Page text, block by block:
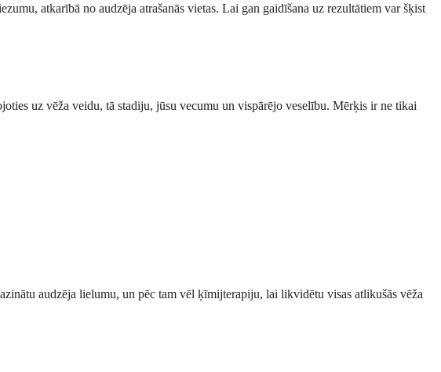
atkarībā no audzēja atrašanās vietas. Lai gan gaidīšana uz rezultātiem var šķist
uz vēža veidu, tā stadiju, jūsu vecumu un vispārējo veselību. Mērķis ir ne tikai
audzēja lielumu, un pēc tam vēl ķīmijterapiju, lai likvidētu visas atlikušās vēža